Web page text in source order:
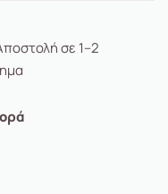
σε 1–2